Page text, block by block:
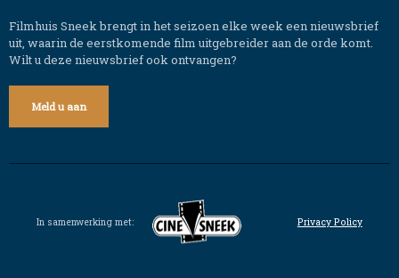
Filmhuis Sneek brengt in het seizoen elke week een nieuwsbrief
uit, waarin de eerstkomende film uitgebreider aan de orde komt.
Wilt u deze nieuwsbrief ook ontvangen?
Meld u aan
In samenwerking met: Privacy Policy